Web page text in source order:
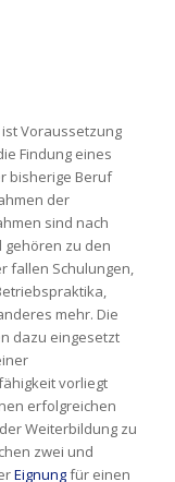
Voraussetzung
Findung eines
bisherige Beruf
der
sind nach
gehören zu den
fallen Schulungen,
mehr. Die
dazu eingesetzt
vorliegt
erfolgreichen
Weiterbildung zu
zwei und
Eignungfür einen